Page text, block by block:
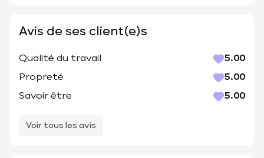
Avis de ses client(e)s
Qualité du travail
5.00
Propreté
5.00
Savoir être
5.00
Voir tous les avis